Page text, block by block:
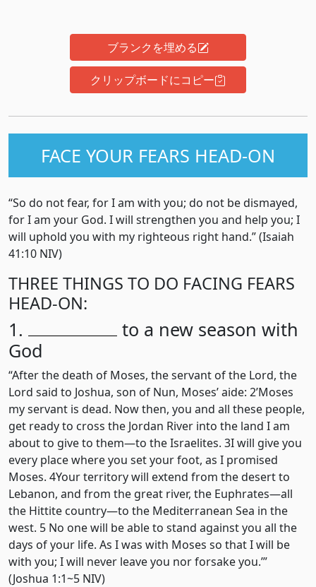
ブランクを埋める
クリップボードにコピー
FACE YOUR FEARS HEAD-ON
“So do not fear, for I am with you; do not be dismayed,
for I am your God. I will strengthen you and help you; I
will uphold you with my righteous right hand.” (Isaiah
41:10 NIV)
THREE THINGS TO DO FACING FEARS
HEAD-ON:
1.
to a new season with
God
“After the death of Moses, the servant of the Lord, the
Lord said to Joshua, son of Nun, Moses’ aide: 2’Moses
my servant is dead. Now then, you and all these people,
get ready to cross the Jordan River into the land I am
about to give to them—to the Israelites. 3I will give you
every place where you set your foot, as I promised
Moses. 4Your territory will extend from the desert to
Lebanon, and from the great river, the Euphrates—all
the Hittite country—to the Mediterranean Sea in the
west. 5 No one will be able to stand against you all the
days of your life. As I was with Moses so that I will be
with you; I will never leave you nor forsake you.’”
(Joshua 1:1~5 NIV)